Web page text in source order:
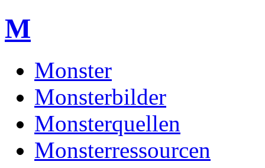
M
Monster
Monsterbilder
Monsterquellen
Monsterressourcen